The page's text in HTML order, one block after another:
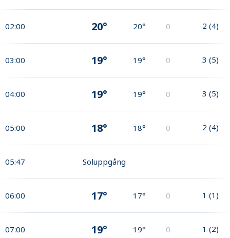
02:00 20° 20° 0 2 (4)
03:00 19° 19° 0 3 (5)
04:00 19° 19° 0 3 (5)
05:00 18° 18° 0 2 (4)
05:47 Soluppgång
06:00 17° 17° 0 1 (1)
07:00 19° 19° 0 1 (2)